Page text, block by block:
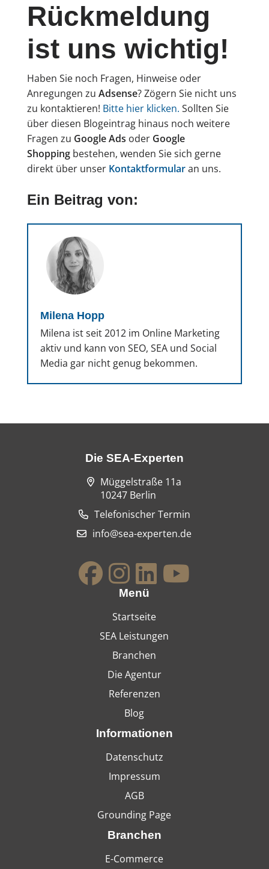
Rückmeldung
ist uns wichtig!
Haben Sie noch Fragen, Hinweise oder
Anregungen zu Adsense? Zögern Sie nicht uns
zu kontaktieren! Bitte hier klicken. Sollten Sie
über diesen Blogeintrag hinaus noch weitere
Fragen zu Google Ads oder Google
Shoppingbestehen, wenden Sie sich gerne
direkt über unser Kontaktformularan uns.
Ein Beitrag von:
Milena Hopp
Milena ist seit 2012 im Online Marketing
aktiv und kann von SEO, SEA und Social
Media gar nicht genug bekommen.
Die SEA-Experten
Müggelstraße 11a
10247 Berlin
Telefonischer Termin
info@sea-experten.de
Menü
Startseite
SEA Leistungen
Branchen
Die Agentur
Referenzen
Blog
Informationen
Datenschutz
Impressum
AGB
Grounding Page
Branchen
E-Commerce